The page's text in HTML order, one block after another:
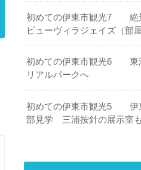
初めての伊東市観光7 絶
ビューヴィラジェイズ（部
初めての伊東市観光6 東
リアルパークへ
初めての伊東市観光5 伊
部見学 三浦按針の展示室も